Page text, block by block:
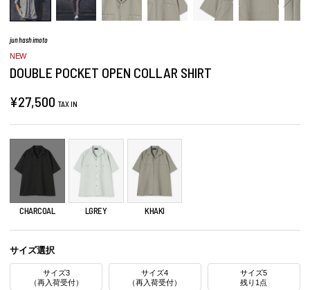
junhashimoto
NEW
DOUBLE POCKET OPEN COLLAR SHIRT
¥27,500 TAX IN
CHARCOAL LGREY KHAKI
サイズ選択
サイズ3
（再入荷受付）
サイズ4
（再入荷受付）
サイズ5
残り1点